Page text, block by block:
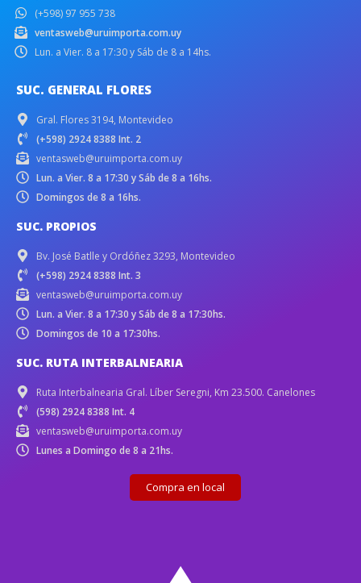
(+598) 97 955 738
ventasweb@uruimporta.com.uy
Lun. a Vier. 8 a 17:30 y Sáb de 8 a 14hs.
SUC. GENERAL FLORES
Gral. Flores 3194, Montevideo
(+598) 2924 8388 Int. 2
ventasweb@uruimporta.com.uy
Lun. a Vier. 8 a 17:30 y Sáb de 8 a 16hs.
Domingos de 8 a 16hs.
SUC. PROPIOS
Bv. José Batlle y Ordóñez 3293, Montevideo
(+598) 2924 8388 Int. 3
ventasweb@uruimporta.com.uy
Lun. a Vier. 8 a 17:30 y Sáb de 8 a 17:30hs.
Domingos de 10 a 17:30hs.
SUC. RUTA INTERBALNEARIA
Ruta Interbalnearia Gral. Líber Seregni, Km 23.500. Canelones
(598) 2924 8388 Int. 4
ventasweb@uruimporta.com.uy
Lunes a Domingo de 8 a 21hs.
Compra en local